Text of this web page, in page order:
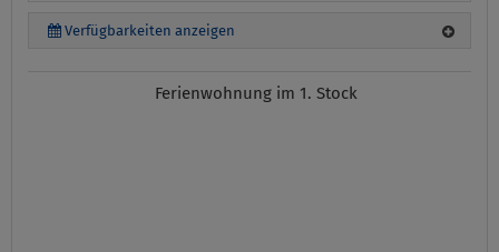
Verfügbarkeiten anzeigen
Ferienwohnung im 1. Stock